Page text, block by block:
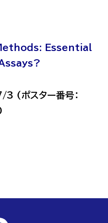
Essential
(ポスター番号：